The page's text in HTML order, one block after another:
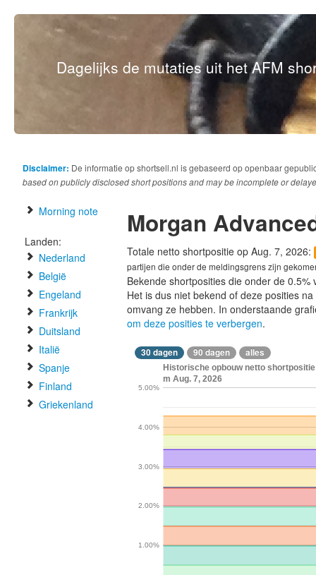
Dagelijks de mutaties uit het AFM
Disclaimer: De informatie op shortsell.nl is gebaseerd op openbaar
based on publicly disclosed short positions and may be incomplete or
Morning note
Landen:
Nederland
België
Engeland
Frankrijk
Duitsland
Italië
Spanje
Finland
Griekenland
Morgan
Totale netto shortpositie op Aug. 7, 2026:
partijen die onder de meldingsgrens zijn
Bekende shortposities die onder de
Het is dus niet bekend of deze posities
omvang ze hebben. In onderstaande
om deze posities te verbergen.
30 dagen 90 dagen alles
Historische opbouw netto
m Aug. 7, 2026
1.00%
2.00%
3.00%
4.00%
5.00%